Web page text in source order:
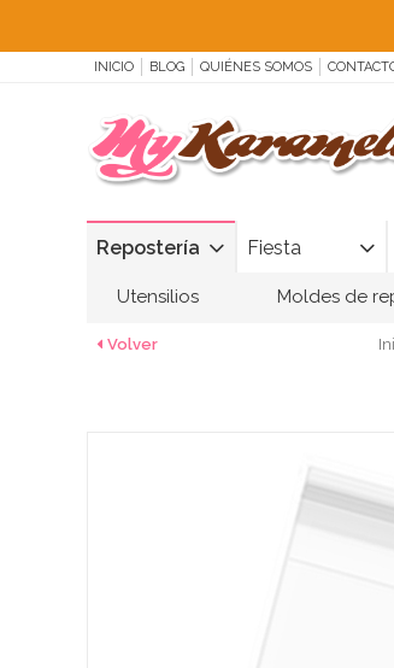
INICIO BLOG QUIÉNES SOMOS
Repostería Fiesta
Utensilios Moldes de
Volver